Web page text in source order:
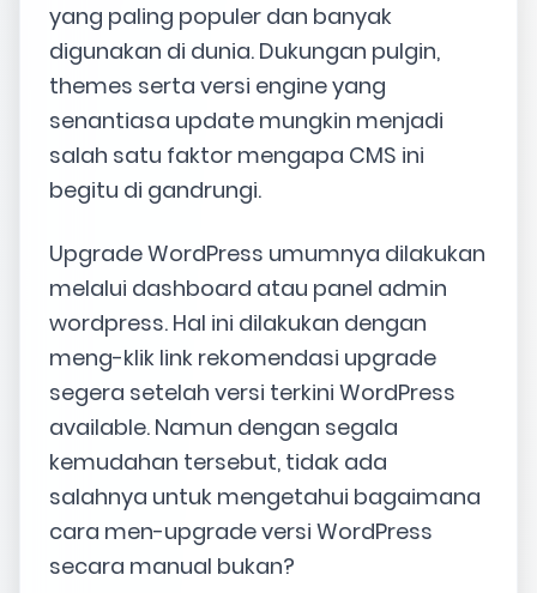
yang paling populer dan banyak
digunakan di dunia. Dukungan pulgin,
themes serta versi engine yang
senantiasa update mungkin menjadi
salah satu faktor mengapa CMS ini
begitu di gandrungi.
Upgrade WordPress umumnya dilakukan
melalui dashboard atau panel admin
wordpress. Hal ini dilakukan dengan
meng-klik link rekomendasi upgrade
segera setelah versi terkini WordPress
available. Namun dengan segala
kemudahan tersebut, tidak ada
salahnya untuk mengetahui bagaimana
cara men-upgrade versi WordPress
secara manual bukan?